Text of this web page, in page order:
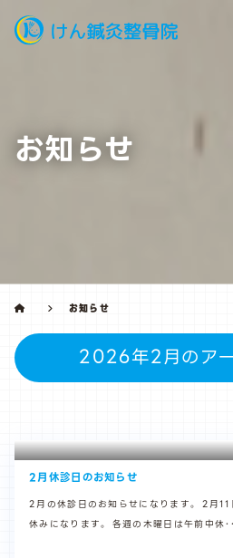
お知らせ
お知らせ
2026年2月のア
2月休診日のお知らせ
2月の休診日のお知らせになります。 2月
休みになります。 各週の木曜日は午前中休･